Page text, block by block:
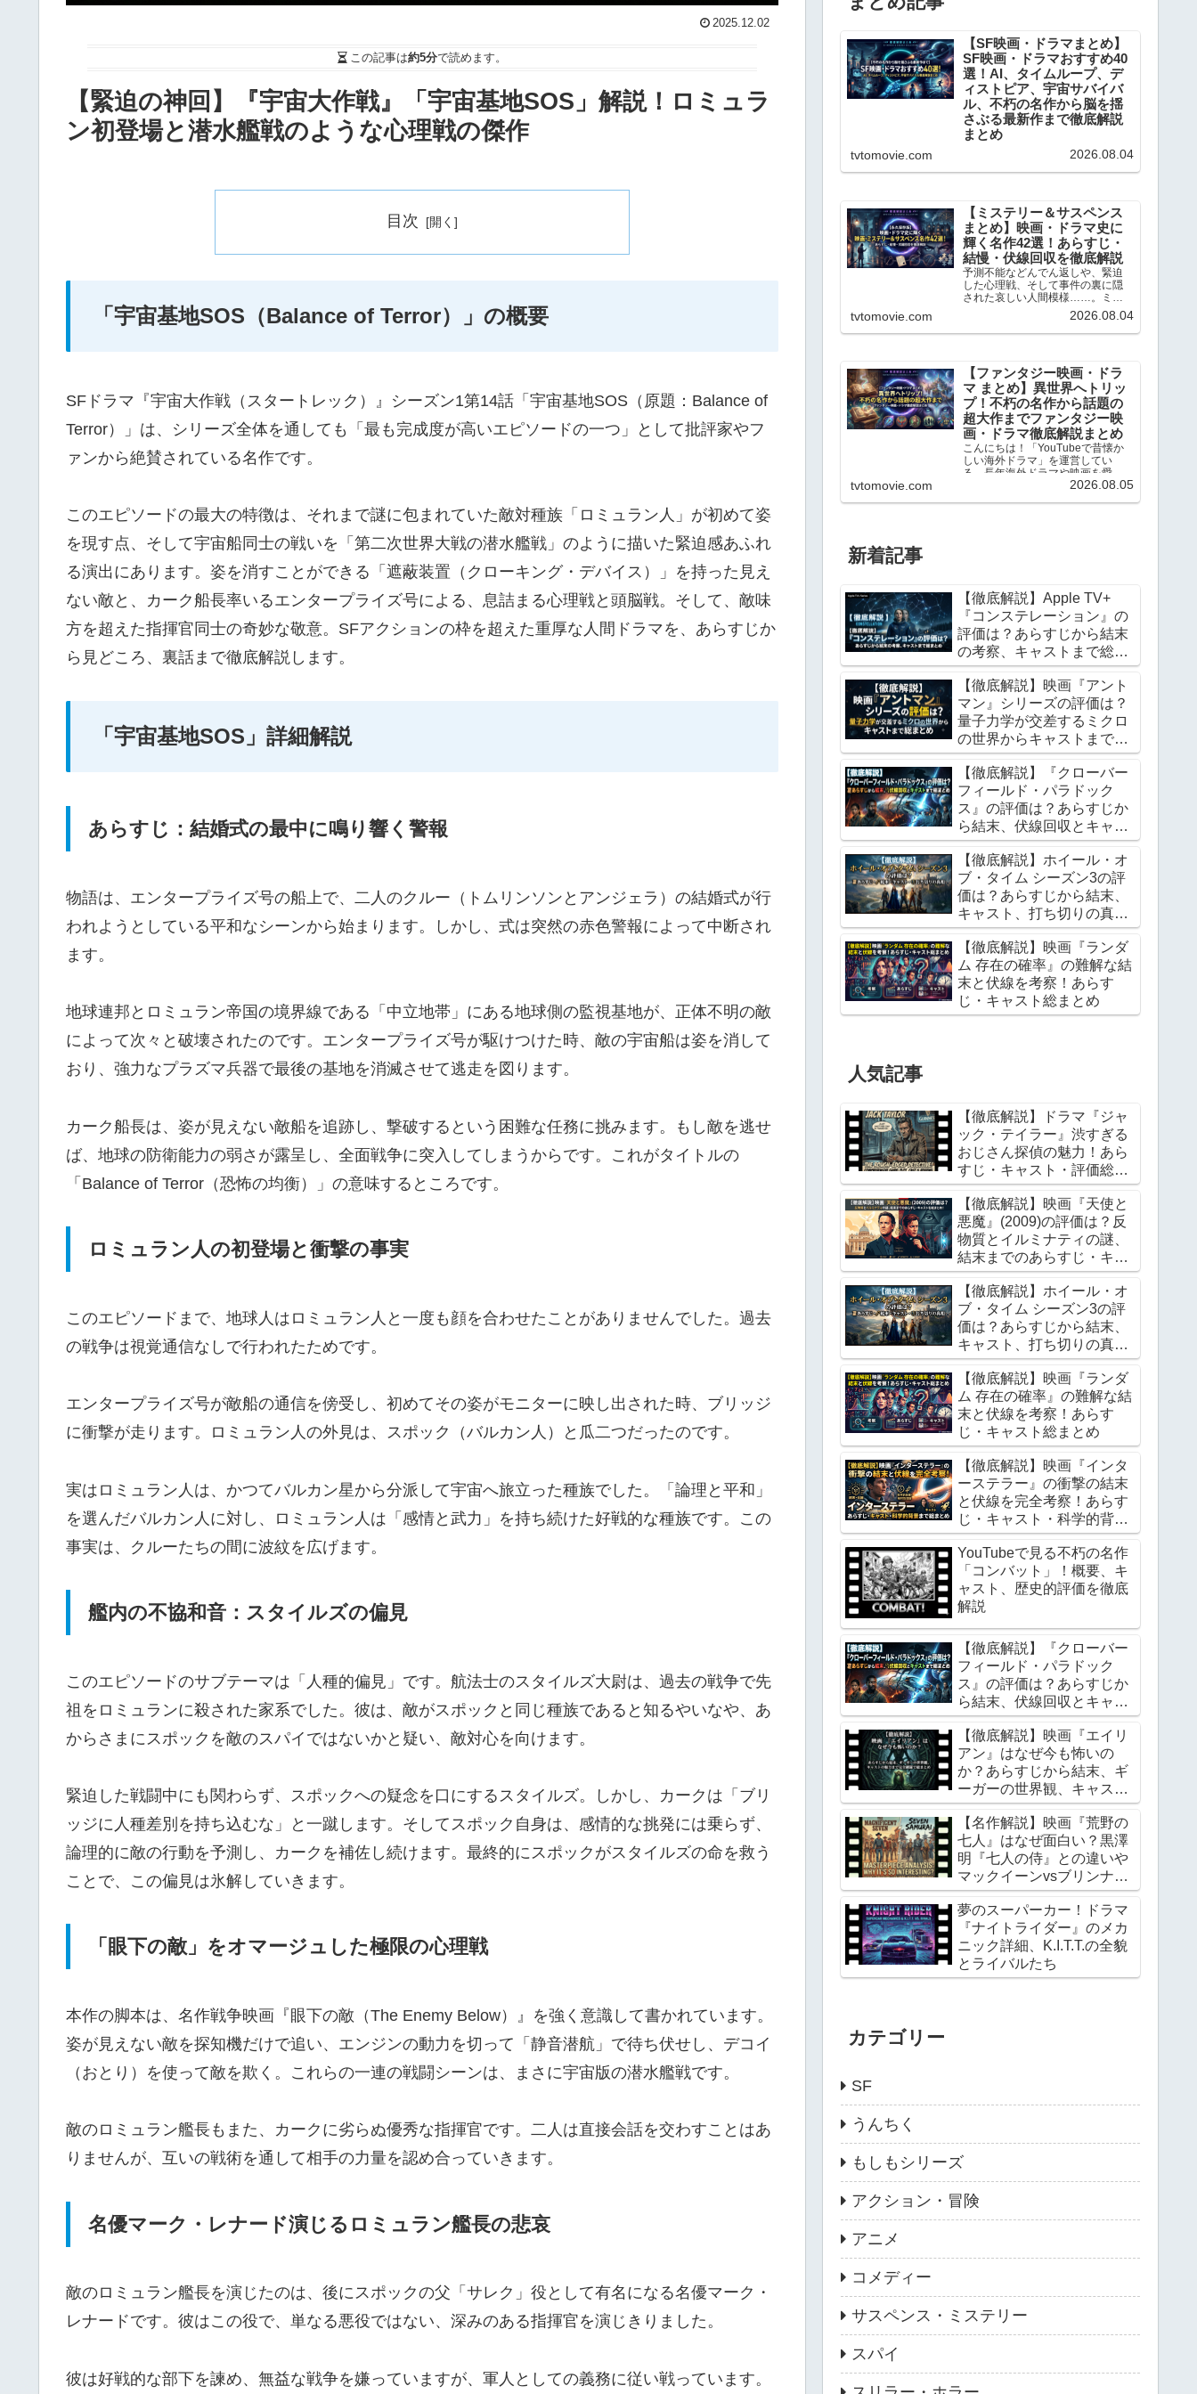
2025.12.02
この記事は約5分で読めます。
【緊迫の神回】『宇宙大作戦』「宇宙基地SOS」解説！ロミュラ
ン初登場と潜水艦戦のような心理戦の傑作
目次
「宇宙基地SOS（Balance of Terror）」の概要
SFドラマ『宇宙大作戦（スタートレック）』シーズン1第14話「宇宙基地SOS（原題：Balance of
Terror）」は、シリーズ全体を通しても「最も完成度が高いエピソードの一つ」として批評家やフ
ァンから絶賛されている名作です。
このエピソードの最大の特徴は、それまで謎に包まれていた敵対種族「ロミュラン人」が初めて姿
を現す点、そして宇宙船同士の戦いを「第二次世界大戦の潜水艦戦」のように描いた緊迫感あふれ
る演出にあります。姿を消すことができる「遮蔽装置（クローキング・デバイス）」を持った見え
ない敵と、カーク船長率いるエンタープライズ号による、息詰まる心理戦と頭脳戦。そして、敵味
方を超えた指揮官同士の奇妙な敬意。SFアクションの枠を超えた重厚な人間ドラマを、あらすじか
ら見どころ、裏話まで徹底解説します。
「宇宙基地SOS」詳細解説
あらすじ：結婚式の最中に鳴り響く警報
物語は、エンタープライズ号の船上で、二人のクルー（トムリンソンとアンジェラ）の結婚式が行
われようとしている平和なシーンから始まります。しかし、式は突然の赤色警報によって中断され
ます。
地球連邦とロミュラン帝国の境界線である「中立地帯」にある地球側の監視基地が、正体不明の敵
によって次々と破壊されたのです。エンタープライズ号が駆けつけた時、敵の宇宙船は姿を消して
おり、強力なプラズマ兵器で最後の基地を消滅させて逃走を図ります。
カーク船長は、姿が見えない敵船を追跡し、撃破するという困難な任務に挑みます。もし敵を逃せ
ば、地球の防衛能力の弱さが露呈し、全面戦争に突入してしまうからです。これがタイトルの
「Balance of Terror（恐怖の均衡）」の意味するところです。
ロミュラン人の初登場と衝撃の事実
このエピソードまで、地球人はロミュラン人と一度も顔を合わせたことがありませんでした。過去
の戦争は視覚通信なしで行われたためです。
エンタープライズ号が敵船の通信を傍受し、初めてその姿がモニターに映し出された時、ブリッジ
に衝撃が走ります。ロミュラン人の外見は、スポック（バルカン人）と瓜二つだったのです。
実はロミュラン人は、かつてバルカン星から分派して宇宙へ旅立った種族でした。「論理と平和」
を選んだバルカン人に対し、ロミュラン人は「感情と武力」を持ち続けた好戦的な種族です。この
事実は、クルーたちの間に波紋を広げます。
艦内の不協和音：スタイルズの偏見
このエピソードのサブテーマは「人種的偏見」です。航法士のスタイルズ大尉は、過去の戦争で先
祖をロミュランに殺された家系でした。彼は、敵がスポックと同じ種族であると知るやいなや、あ
からさまにスポックを敵のスパイではないかと疑い、敵対心を向けます。
緊迫した戦闘中にも関わらず、スポックへの疑念を口にするスタイルズ。しかし、カークは「ブリ
ッジに人種差別を持ち込むな」と一蹴します。そしてスポック自身は、感情的な挑発には乗らず、
論理的に敵の行動を予測し、カークを補佐し続けます。最終的にスポックがスタイルズの命を救う
ことで、この偏見は氷解していきます。
「眼下の敵」をオマージュした極限の心理戦
本作の脚本は、名作戦争映画『眼下の敵（The Enemy Below）』を強く意識して書かれています。
姿が見えない敵を探知機だけで追い、エンジンの動力を切って「静音潜航」で待ち伏せし、デコイ
（おとり）を使って敵を欺く。これらの一連の戦闘シーンは、まさに宇宙版の潜水艦戦です。
敵のロミュラン艦長もまた、カークに劣らぬ優秀な指揮官です。二人は直接会話を交わすことはあ
りませんが、互いの戦術を通して相手の力量を認め合っていきます。
名優マーク・レナード演じるロミュラン艦長の悲哀
敵のロミュラン艦長を演じたのは、後にスポックの父「サレク」役として有名になる名優マーク・
レナードです。彼はこの役で、単なる悪役ではない、深みのある指揮官を演じきりました。
彼は好戦的な部下を諫め、無益な戦争を嫌っていますが、軍人としての義務に従い戦っています。
【SF映画・ドラマまとめ】
SF映画・ドラマおすすめ40
選！AI、タイムループ、デ
ィストピア、宇宙サバイバ
ル、不朽の名作から脳を揺
さぶる最新作まで徹底解説
まとめ
日々の何気ない日常に、全く新し
い視点や驚きをもたらしてくれる
ジャンル、それが「SF（サイエン
や派手なアクションを見せるだけ
のエンターテインメントではあり
ません。「もし人工知能が感...
tvtomovie.com 2026.08.04
【ミステリー＆サスペンス
まとめ】映画・ドラマ史に
輝く名作42選！あらすじ・
結慢・伏線回収を徹底解説
予測不能などんでん返しや、緊迫
した心理戦、そして事件の裏に隠
された哀しい人間模様……。ミス
テリー＆サスペンスというジャン
ルは、私たちを日常から切り離
し、極上の知的興奮へと誘ってく
れ...
tvtomovie.com 2026.08.04
【ファンタジー映画・ドラ
マ まとめ】異世界へトリッ
プ！不朽の名作から話題の
超大作までファンタジー映
画・ドラマ徹底解説まとめ
こんにちは！「YouTubeで昔懐か
しい海外ドラマ」を運営してい
る、長年海外ドラマや映画を愛し
てやまない映画ファンのhero2018
tvtomovie.com 2026.08.05
新着記事
【徹底解説】Apple TV+
『コンステレーション』の
評価は？あらすじから結末
の考察、キャストまで総ま
とめ
【徹底解説】映画『アント
マン』シリーズの評価は？
量子力学が交差するミクロ
の世界からキャストまで総
まとめ
【徹底解説】『クローバー
フィールド・パラドック
ス』の評価は？あらすじか
ら結末、伏線回収とキャス
トまで総まとめ
【徹底解説】ホイール・オ
ブ・タイム シーズン3の評
価は？あらすじから結末、
キャスト、打ち切りの真相
まで総まとめ
【徹底解説】映画『ランダ
ム 存在の確率』の難解な結
末と伏線を考察！あらす
じ・キャスト総まとめ
人気記事
【徹底解説】ドラマ『ジャ
ック・テイラー』渋すぎる
おじさん探偵の魅力！あら
すじ・キャスト・評価総ま
とめ
【徹底解説】映画『天使と
悪魔』(2009)の評価は？反
物質とイルミナティの謎、
結末までのあらすじ・キャ
ストを総まとめ！
【徹底解説】ホイール・オ
ブ・タイム シーズン3の評
価は？あらすじから結末、
キャスト、打ち切りの真相
まで総まとめ
【徹底解説】映画『ランダ
ム 存在の確率』の難解な結
末と伏線を考察！あらす
じ・キャスト総まとめ
【徹底解説】映画『インタ
ーステラー』の衝撃の結末
と伏線を完全考察！あらす
じ・キャスト・科学的背景
まで総まとめ
YouTubeで見る不朽の名作
「コンバット」！概要、キ
ャスト、歴史的評価を徹底
解説
【徹底解説】『クローバー
フィールド・パラドック
ス』の評価は？あらすじか
ら結末、伏線回収とキャス
トまで総まとめ
【徹底解説】映画『エイリ
アン』はなぜ今も怖いの
か？あらすじから結末、ギ
ーガーの世界観、キャスト
の魅力まで完全網羅で総ま
とめ
【名作解説】映画『荒野の
七人』はなぜ面白い？黒澤
明『七人の侍』との違いや
マックイーンvsブリンナー
の確執まで
夢のスーパーカー！ドラマ
『ナイトライダー』のメカ
ニック詳細、K.I.T.T.の全貌
とライバルたち
カテゴリー
SF
うんちく
もしもシリーズ
アクション・冒険
アニメ
コメディー
サスペンス・ミステリー
スパイ